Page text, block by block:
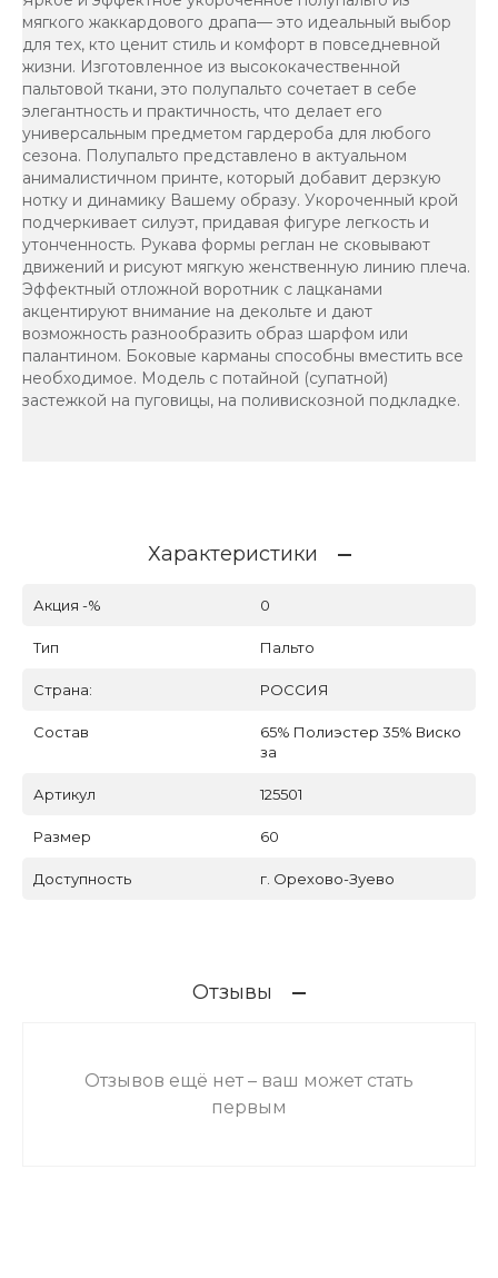
мягкого жаккардового драпа— это идеальный выбор
для тех, кто ценит стиль и комфорт в повседневной
жизни. Изготовленное из высококачественной
пальтовой ткани, это полупальто сочетает в себе
элегантность и практичность, что делает его
универсальным предметом гардероба для любого
сезона. Полупальто представлено в актуальном
анималистичном принте, который добавит дерзкую
нотку и динамику Вашему образу. Укороченный крой
подчеркивает силуэт, придавая фигуре легкость и
утонченность. Рукава формы реглан не сковывают
движений и рисуют мягкую женственную линию плеча.
Эффектный отложной воротник с лацканами
акцентируют внимание на декольте и дают
возможность разнообразить образ шарфом или
палантином. Боковые карманы способны вместить все
необходимое. Модель с потайной (супатной)
застежкой на пуговицы, на поливискозной подкладке.
Характеристики
Акция -% 0
Тип Пальто
Страна: РОССИЯ
Состав
65% Полиэстер 35% Виско
за
Артикул 125501
Размер 60
Доступность г. Орехово-Зуево
Отзывы
Отзывов ещё нет – ваш может стать
первым